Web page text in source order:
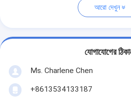
আরো দেখুন
যোগাযোগের
Ms. Charlene Chen
+8613534133187